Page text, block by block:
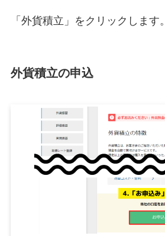
「外貨積立」をクリックします。
外貨積立の申込